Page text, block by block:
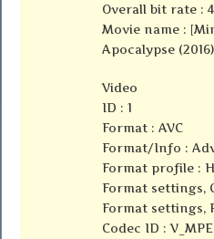
Overall bit rate : 4
Movie name :
Apocalypse
Video
ID : 1
Format : AVC
Format/Info :
Format profile :
Format settings,
Format settings,
Codec ID :